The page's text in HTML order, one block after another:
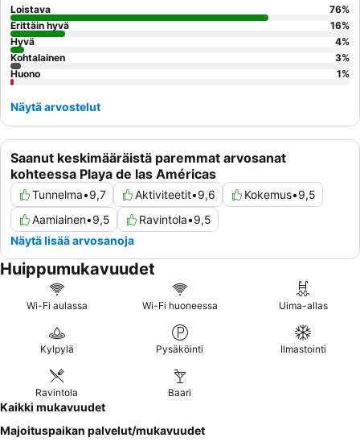
Saanut keskimääräistä paremmat arvosanat
kohteessa Playa de las Américas
Tunnelma•9,7 Aktiviteetit•9,6 Kokemus•9,5
Aamiainen•9,5 Ravintola•9,5
Näytä lisää arvosanoja
Loistava 76%
Erittäin hyvä
16%
Hyvä
4%
Kohtalainen
3%
Huono
1%
Näytä arvostelut
Huippumukavuudet
Wi-Fi aulassa Wi-Fi huoneessa Uima-allas
Kylpylä Pysäköinti Ilmastointi
Ravintola Baari
Kaikki mukavuudet
Majoituspaikan palvelut/mukavuudet